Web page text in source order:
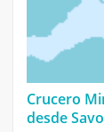
Crucero
desde